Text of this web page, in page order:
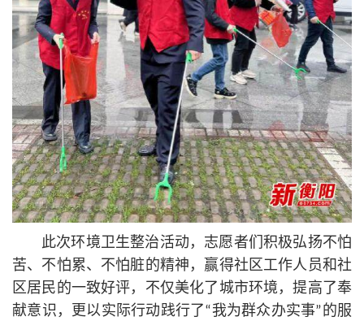
此次环境卫生整治活动，志愿者们积极弘扬不怕
苦、不怕累、不怕脏的精神，赢得社区工作人员和社
区居民的一致好评，不仅美化了城市环境，提高了奉
献意识，更以实际行动践行了“我为群众办实事”的服